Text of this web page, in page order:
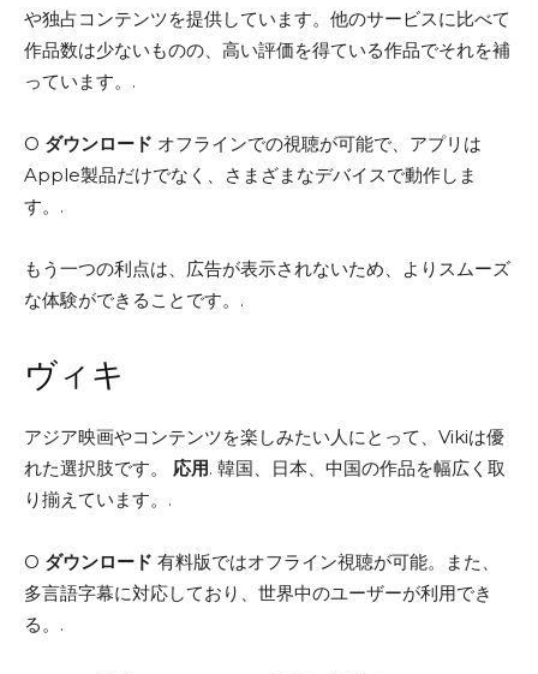
や独占コンテンツを提供しています。他のサービスに比べて
作品数は少ないものの、高い評価を得ている作品でそれを補
っています。.
O ダウンロード オフラインでの視聴が可能で、アプリは
Apple製品だけでなく、さまざまなデバイスで動作しま
す。.
もう一つの利点は、広告が表示されないため、よりスムーズ
な体験ができることです。.
ヴィキ
アジア映画やコンテンツを楽しみたい人にとって、Vikiは優
れた選択肢です。 応用. 韓国、日本、中国の作品を幅広く取
り揃えています。.
O ダウンロード 有料版ではオフライン視聴が可能。また、
多言語字幕に対応しており、世界中のユーザーが利用でき
る。.